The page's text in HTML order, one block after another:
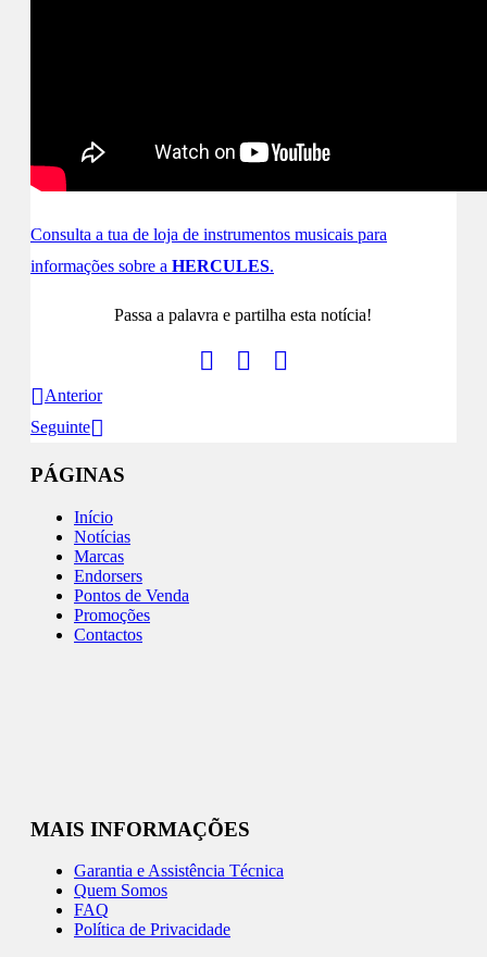
Consulta a tua de loja de instrumentos musicais para
informações sobre a HERCULES.
Passa a palavra e partilha esta notícia!
Anterior
Seguinte
PÁGINAS
Início
Notícias
Marcas
Endorsers
Pontos de Venda
Promoções
Contactos
MAIS INFORMAÇÕES
Garantia e Assistência Técnica
Quem Somos
FAQ
Política de Privacidade